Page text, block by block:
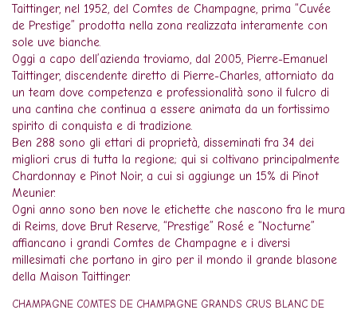
Taittinger, nel 1952, del Comtes de Champagne, prima “Cuvée
de Prestige” prodotta nella zona realizzata interamente con
sole uve bianche.
Oggi a capo dell’azienda troviamo, dal 2005, Pierre-Emanuel
Taittinger, discendente diretto di Pierre-Charles, attorniato da
un team dove competenza e professionalità sono il fulcro di
una cantina che continua a essere animata da un fortissimo
spirito di conquista e di tradizione.
Ben 288 sono gli ettari di proprietà, disseminati fra 34 dei
migliori crus di tutta la regione; qui si coltivano principalmente
Chardonnay e Pinot Noir, a cui si aggiunge un 15% di Pinot
Meunier.
Ogni anno sono ben nove le etichette che nascono fra le mura
di Reims, dove Brut Reserve, “Prestige” Rosé e “Nocturne”
affiancano i grandi Comtes de Champagne e i diversi
millesimati che portano in giro per il mondo il grande blasone
della Maison Taittinger.
CHAMPAGNE COMTES DE CHAMPAGNE GRANDS CRUS BLANC DE